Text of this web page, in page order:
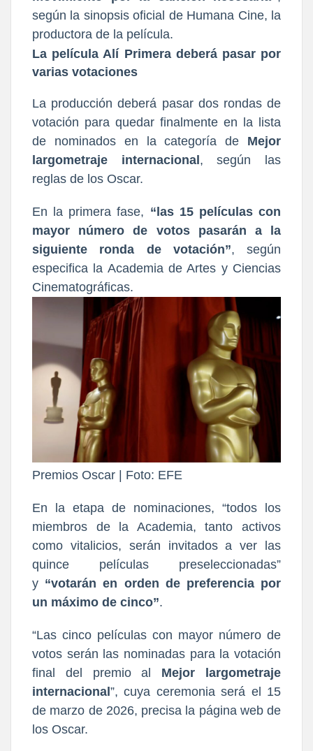
según la sinopsis oficial de Humana Cine, la
productora de la película.
La película Alí Primera deberá pasar por
varias votaciones
La producción deberá pasar dos rondas de
votación para quedar finalmente en la lista
de nominados en la categoría de
Mejor
largometraje internacional, según las
reglas de los Oscar.
En la primera fase, “las 15 películas con
mayor número de votos pasarán a la
siguiente ronda de votación”, según
especifica la Academia de Artes y Ciencias
Cinematográficas.
Premios Oscar | Foto: EFE
En la etapa de nominaciones, “todos los
miembros de la Academia, tanto activos
como vitalicios, serán invitados a ver las
quince películas preseleccionadas”
y “votarán en orden de preferencia por
un máximo de cinco”.
“Las cinco películas con mayor número de
votos serán las nominadas para la votación
final del premio al
Mejor largometraje
internacional ”, cuya ceremonia será el 15
de marzo de 2026, precisa la página web de
los Oscar.